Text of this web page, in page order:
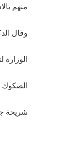
منهم
وقال
الوزارة
الصكوك
شريحة